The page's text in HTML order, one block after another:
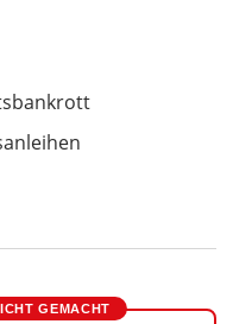
GEMACHT